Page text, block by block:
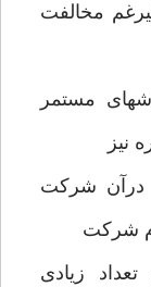
مخالفت
مستمر
نیز
درآن شرکت
شرکت
زیادی